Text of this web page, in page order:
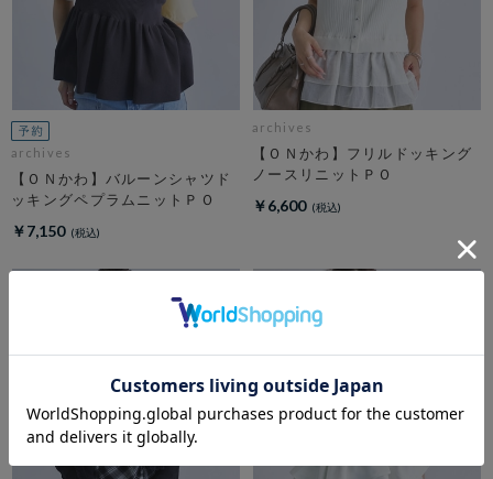
archives
【ＯＮかわ】バルーンシャツド
ッキングペプラムニットＰＯ
￥7,150
archives
【ＯＮかわ】フリルドッキング
ノースリニットＰＯ
￥6,600